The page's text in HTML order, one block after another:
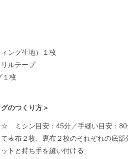
ィング生地）１枚
リルテープ
１枚
のつくり方＞
シン目安：45分／手縫い目安：80
表布２枚、裏布２枚のそれぞれの底部
トと持ち手を縫い付ける